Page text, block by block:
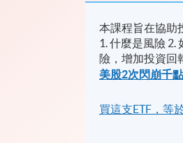
本課程旨在協助
1. 什麼是風險 2.
險，增加投資回
美股2次閃崩千
買這支ETF，等